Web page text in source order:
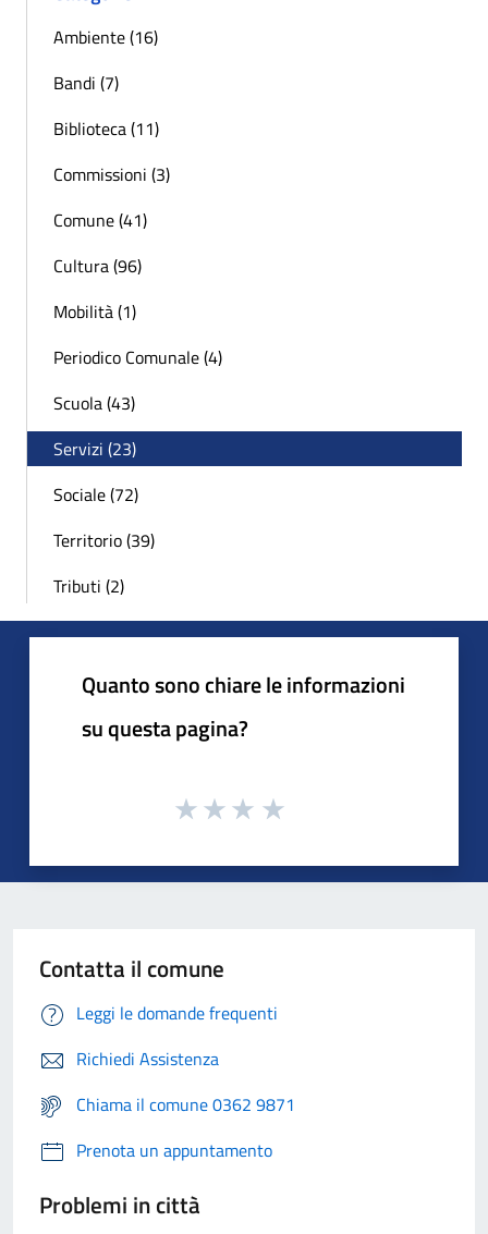
Ambiente (16)
Bandi (7)
Biblioteca (11)
Commissioni (3)
Comune (41)
Cultura (96)
Mobilità (1)
Periodico Comunale (4)
Scuola (43)
Servizi (23)
Sociale (72)
Territorio (39)
Tributi (2)
Quanto sono chiare le informazioni
su questa pagina?
Contatta il comune
Leggi le domande frequenti
Richiedi Assistenza
Chiama il comune 0362 9871
Prenota un appuntamento
Problemi in città